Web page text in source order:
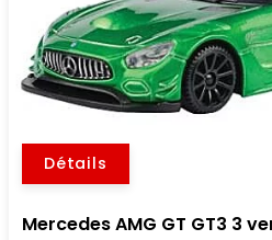
Détails
Mercedes AMG GT GT3 3